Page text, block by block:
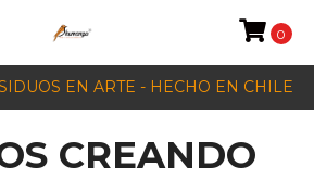
EN ARTE - HECHO EN CHILE
0
CREANDO